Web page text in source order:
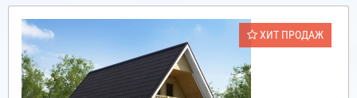
ХИТ ПРОДАЖ